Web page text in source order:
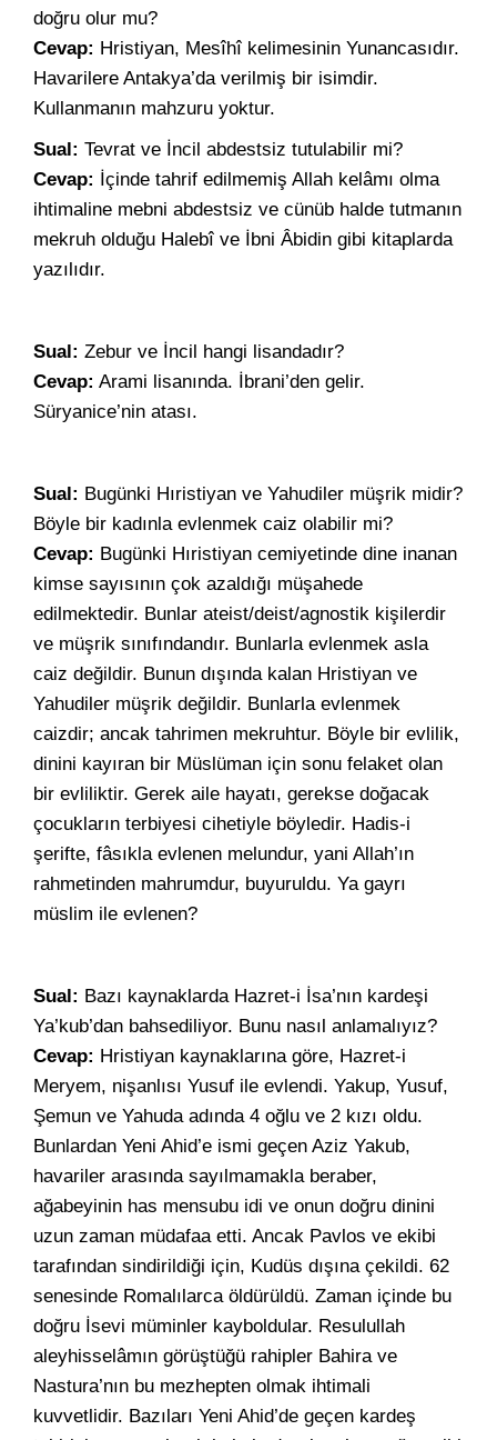
doğru olur mu?
Cevap: Hristiyan, Mesîhî kelimesinin Yunancasıdır.
Havarilere Antakya’da verilmiş bir isimdir.
Kullanmanın mahzuru yoktur.
Sual: Tevrat ve İncil abdestsiz tutulabilir mi?
Cevap: İçinde tahrif edilmemiş Allah kelâmı olma
ihtimaline mebni abdestsiz ve cünüb halde tutmanın
mekruh olduğu Halebî ve İbni Âbidin gibi kitaplarda
yazılıdır.
Sual: Zebur ve İncil hangi lisandadır?
Cevap: Arami lisanında. İbrani’den gelir.
Süryanice’nin atası.
Sual: Bugünki Hıristiyan ve Yahudiler müşrik midir?
Böyle bir kadınla evlenmek caiz olabilir mi?
Cevap: Bugünki Hıristiyan cemiyetinde dine inanan
kimse sayısının çok azaldığı müşahede
edilmektedir. Bunlar ateist/deist/agnostik kişilerdir
ve müşrik sınıfındandır. Bunlarla evlenmek asla
caiz değildir. Bunun dışında kalan Hristiyan ve
Yahudiler müşrik değildir. Bunlarla evlenmek
caizdir; ancak tahrimen mekruhtur. Böyle bir evlilik,
dinini kayıran bir Müslüman için sonu felaket olan
bir evliliktir. Gerek aile hayatı, gerekse doğacak
çocukların terbiyesi cihetiyle böyledir. Hadis-i
şerifte, fâsıkla evlenen melundur, yani Allah’ın
rahmetinden mahrumdur, buyuruldu. Ya gayrı
müslim ile evlenen?
Sual: Bazı kaynaklarda Hazret-i İsa’nın kardeşi
Ya’kub’dan bahsediliyor. Bunu nasıl anlamalıyız?
Cevap: Hristiyan kaynaklarına göre, Hazret-i
Meryem, nişanlısı Yusuf ile evlendi. Yakup, Yusuf,
Şemun ve Yahuda adında 4 oğlu ve 2 kızı oldu.
Bunlardan Yeni Ahid’e ismi geçen Aziz Yakub,
havariler arasında sayılmamakla beraber,
ağabeyinin has mensubu idi ve onun doğru dinini
uzun zaman müdafaa etti. Ancak Pavlos ve ekibi
tarafından sindirildiği için, Kudüs dışına çekildi. 62
senesinde Romalılarca öldürüldü. Zaman içinde bu
doğru İsevi müminler kayboldular. Resulullah
aleyhisselâmın görüştüğü rahipler Bahira ve
Nastura’nın bu mezhepten olmak ihtimali
kuvvetlidir. Bazıları Yeni Ahid’de geçen kardeş